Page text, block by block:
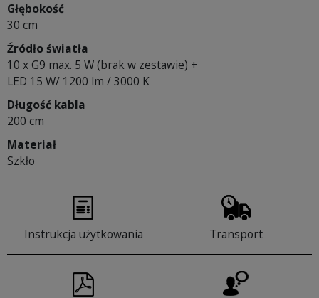
Głębokość
30 cm
Źródło światła
10 x G9 max. 5 W (brak w zestawie) +
LED 15 W/ 1200 lm / 3000 K
Długość kabla
200 cm
Materiał
Szkło
Instrukcja użytkowania Transport